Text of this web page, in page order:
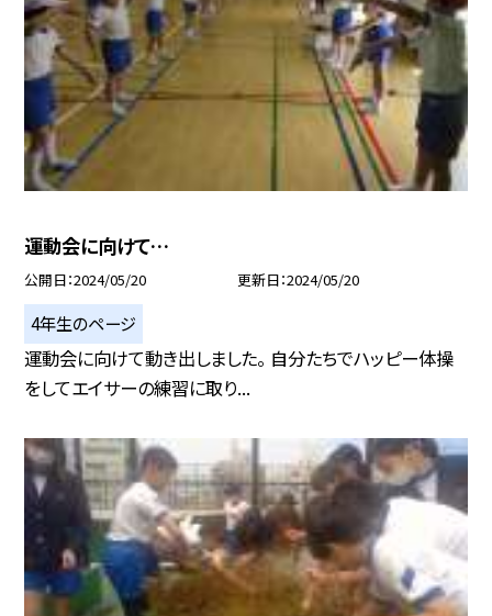
運動会に向けて…
公開日 2024/05/20 更新日 2024/05/20
4年生のページ
運動会に向けて動き出しました。 自分たちでハッピー体操
をしてエイサーの練習に取り...